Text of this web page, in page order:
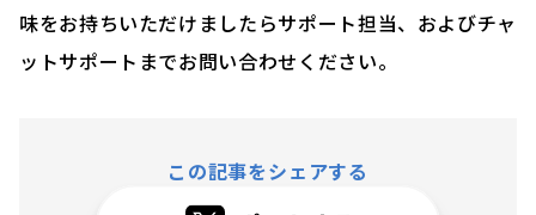
味をお持ちいただけましたらサポート担当、およびチャ
ットサポートまでお問い合わせください。
この記事をシェアする